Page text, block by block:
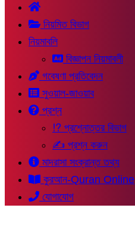
নিয়মিত বিভাগ
নিয়মাবলি
বিজ্ঞাপন নিয়মাবলী
গবেষণা প্রতিবেদন
সুওয়াল-জাওয়াব
প্রশ্ন
⁉ প্রশ্নোত্তর বিভাগ
✍ প্রশ্ন করুন
মাদরাসা সংক্রান্ত তথ্য
কুরআন-Quran Online
যোগাযোগ